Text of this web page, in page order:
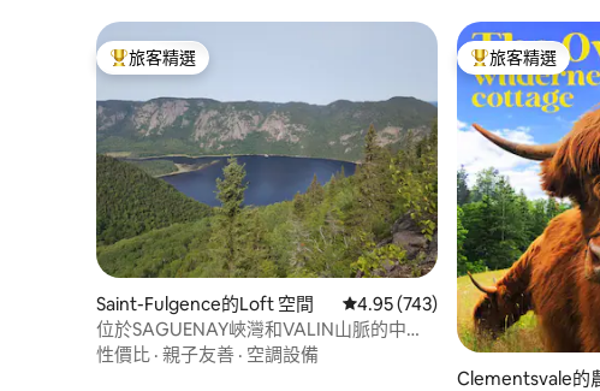
旅客精選榜首
旅客精選
Saint-Fulgence的Loft 空間 從 743 則評價中獲得 4.95 的平
4.95 (743)
位於SAGUENAY峽灣和VALIN山脈的中
心。
性價比 · 親子友善 · 空調設備
旅客精選榜首
旅客精選
Clementsvale的